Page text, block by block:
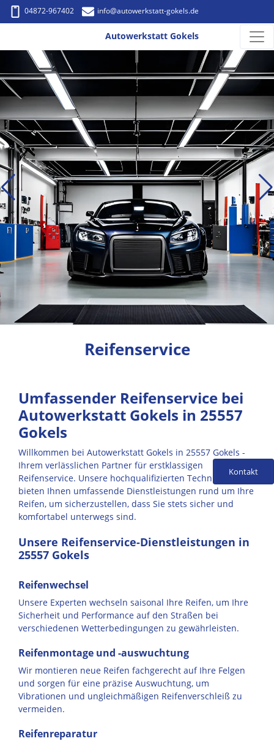
04872-967402 info@autowerkstatt-gokels.de
Autowerkstatt Gokels
Reifenservice
Umfassender Reifenservice bei
Autowerkstatt Gokels in 25557
Gokels
Willkommen bei Autowerkstatt Gokels in 25557 Gokels -
Ihrem verlässlichen Partner für erstklassigen
Reifenservice. Unsere hochqualifizierten Techniker
bieten Ihnen umfassende Dienstleistungen rund um Ihre
Reifen, um sicherzustellen, dass Sie stets sicher und
komfortabel unterwegs sind.
Unsere Reifenservice-Dienstleistungen in
25557 Gokels
Reifenwechsel
Unsere Experten wechseln saisonal Ihre Reifen, um Ihre
Sicherheit und Performance auf den Straßen bei
verschiedenen Wetterbedingungen zu gewährleisten.
Reifenmontage und -auswuchtung
Wir montieren neue Reifen fachgerecht auf Ihre Felgen
und sorgen für eine präzise Auswuchtung, um
Vibrationen und ungleichmäßigen Reifenverschleiß zu
vermeiden.
Reifenreparatur
Kontakt